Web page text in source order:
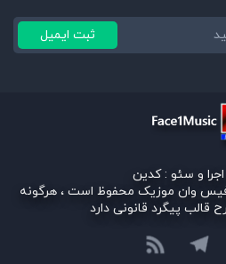
ثبت ایمیل
و سئو :کدین
وان موزیک محفوظ است ، هرگونه
قالب پیگرد قانونی دارد